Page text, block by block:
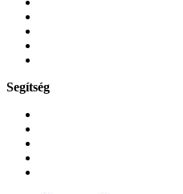
Segítség